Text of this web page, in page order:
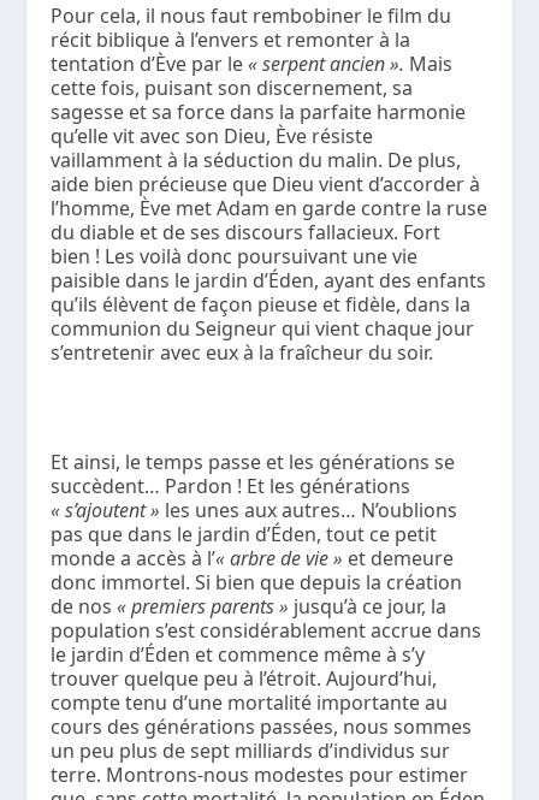
Pour cela, il nous faut rembobiner le film du
récit biblique à l’envers et remonter à la
tentation d’Ève par le« serpent ancien ». Mais
cette fois, puisant son discernement, sa
sagesse et sa force dans la parfaite harmonie
qu’elle vit avec son Dieu, Ève résiste
vaillamment à la séduction du malin. De plus,
aide bien précieuse que Dieu vient d’accorder à
l’homme, Ève met Adam en garde contre la ruse
du diable et de ses discours fallacieux. Fort
bien ! Les voilà donc poursuivant une vie
paisible dans le jardin d’Éden, ayant des enfants
qu’ils élèvent de façon pieuse et fidèle, dans la
communion du Seigneur qui vient chaque jour
s’entretenir avec eux à la fraîcheur du soir.
Et ainsi, le temps passe et les générations se
succèdent… Pardon ! Et les générations
« s’ajoutent » les unes aux autres… N’oublions
pas que dans le jardin d’Éden, tout ce petit
monde a accès à l’« arbre de vie » et demeure
donc immortel. Si bien que depuis la création
de nos« premiers parents » jusqu’à ce jour, la
population s’est considérablement accrue dans
le jardin d’Éden et commence même à s’y
trouver quelque peu à l’étroit. Aujourd’hui,
compte tenu d’une mortalité importante au
cours des générations passées, nous sommes
un peu plus de sept milliards d’individus sur
terre. Montrons-nous modestes pour estimer